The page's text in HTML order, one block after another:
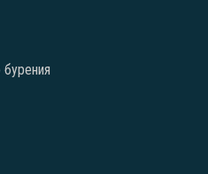
бурения